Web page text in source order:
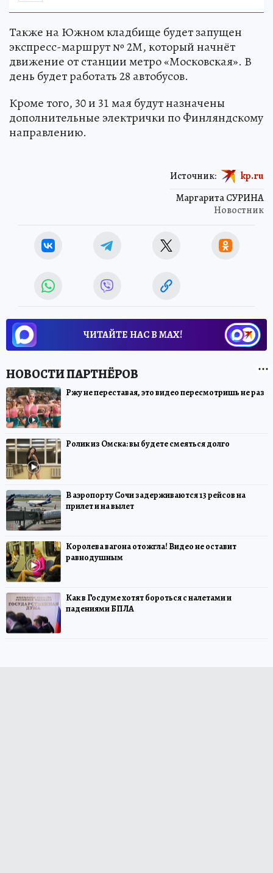
Также на Южном кладбище будет запущен
экспресс-маршрут № 2М, который начнёт
движение от станции метро «Московская». В
день будет работать 28 автобусов.
Кроме того, 30 и 31 мая будут назначены
дополнительные электрички по Финляндскому
направлению.
Маргарита СУРИНА
Новостник
Источник: kp.ru
ЧИТАЙТЕ НАС В МАХ!
Ржу не переставая, это видео пересмотришь не раз
Ролик из Омска: вы будете смеяться долго
В аэропорту Сочи задерживаются 13 рейсов на
прилет и на вылет
Королева вагона отожгла! Видео не оставит
равнодушным
Как в Госдуме хотят бороться с налетами и
падениями БПЛА